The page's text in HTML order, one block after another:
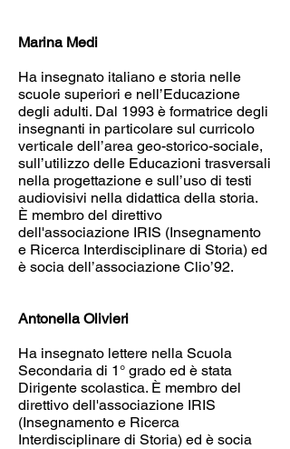
Marina Medi
Ha insegnato italiano e storia nelle
scuole superiori e nell’Educazione
degli adulti. Dal 1993 è formatrice degli
insegnanti in particolare sul curricolo
verticale dell’area geo-storico-sociale,
sull’utilizzo delle Educazioni trasversali
nella progettazione e sull’uso di testi
audiovisivi nella didattica della storia.
È membro del direttivo
dell'associazione IRIS (Insegnamento
e Ricerca Interdisciplinare di Storia) ed
è socia dell’associazione Clio’92.
Antonella Olivieri
Ha insegnato lettere nella Scuola
Secondaria di 1° grado ed è stata
Dirigente scolastica. È membro del
direttivo dell'associazione IRIS
(Insegnamento e Ricerca
Interdisciplinare di Storia) ed è socia